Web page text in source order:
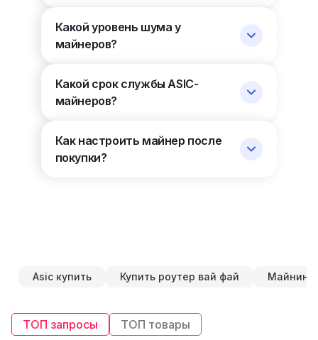
Какой уровень шума у
майнеров?
Какой срок службы ASIC-
майнеров?
Как настроить майнер после
покупки?
Asic купить Купить роутер вай фай Майнинг
ТОП запросы ТОП товары